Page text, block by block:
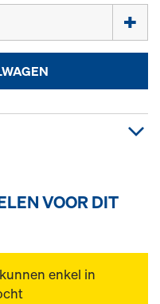
VOOR DIT
enkel in